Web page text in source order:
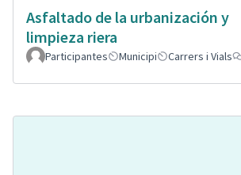
Asfaltado de la urbanización y
limpieza riera
Participantes Municipi Carrers i Vials